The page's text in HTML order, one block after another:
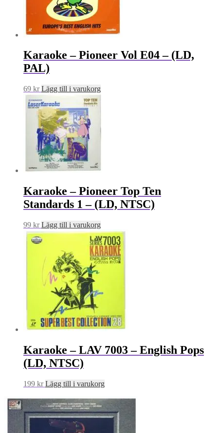
Karaoke – Pioneer Vol E04 – (LD,
PAL)
69 kr Lägg till i varukorg
Karaoke – Pioneer Top Ten
Standards 1 – (LD, NTSC)
99 kr Lägg till i varukorg
Karaoke – LAV 7003 – English Pops
(LD, NTSC)
199 kr Lägg till i varukorg